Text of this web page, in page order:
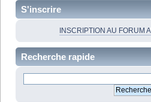
S'inscrire
INSCRIPTION AU FORUM
Recherche rapide